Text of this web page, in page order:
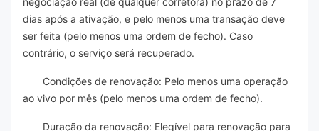
dias após a ativação, e pelo menos uma transação deve
ser feita (pelo menos uma ordem de fecho). Caso
contrário, o serviço será recuperado.
Condições de renovação: Pelo menos uma operação
ao vivo por mês (pelo menos uma ordem de fecho).
Duração da renovação: Elegível para renovação para